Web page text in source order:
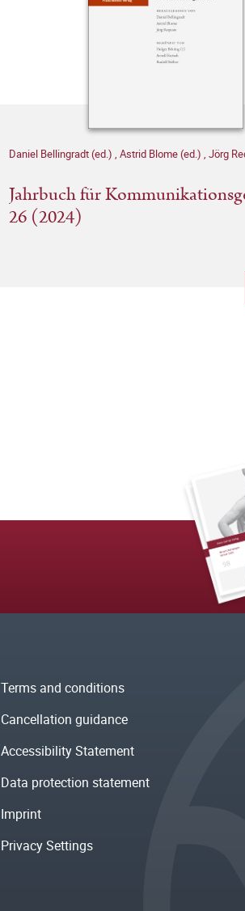
Daniel Bellingradt (ed.) , Astrid Blome (ed.) , Jörg
Jahrbuch für
26 (2024)
Terms and conditions
Cancellation guidance
Accessibility Statement
Data protection statement
Imprint
Privacy Settings